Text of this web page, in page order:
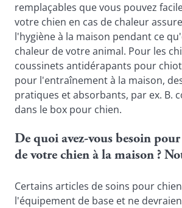
remplaçables que vous pouvez
votre chien en cas de chaleur
l'hygiène à la maison pendant ce
chaleur de votre animal. Pour les
coussinets antidérapants pour
pour l'entraînement à la maison,
pratiques et absorbants, par ex. B.
dans le box pour chien.
De quoi avez-vous besoin
de votre chien à la maison ?
Certains articles de soins pour
l'équipement de base et ne